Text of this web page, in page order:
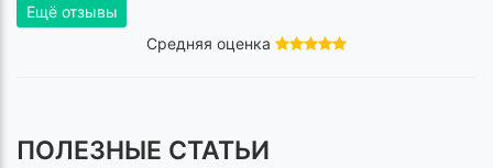
Ещё отзывы
Средняя оценка
ПОЛЕЗНЫЕ СТАТЬИ